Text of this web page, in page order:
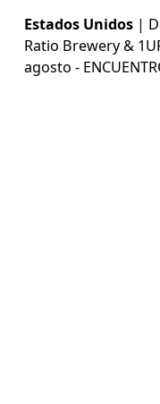
Estados Unidos |
Ratio Brewery &
agosto -